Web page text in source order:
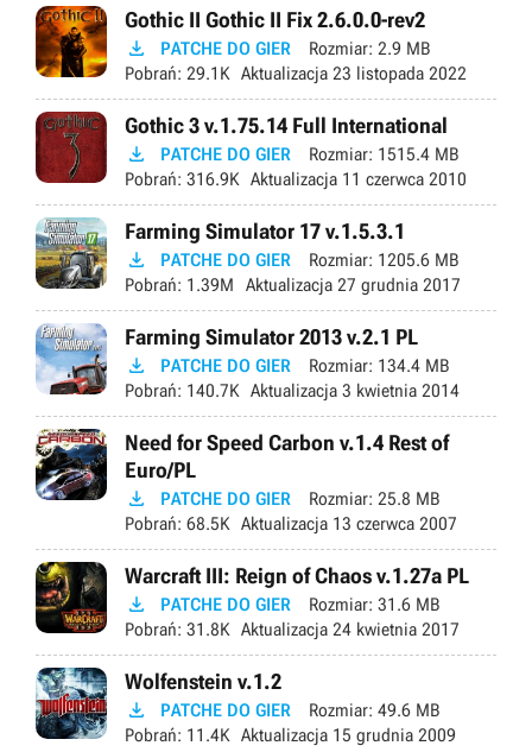
Gothic II Gothic II Fix 2.6.0.0-rev2
 PATCHE DO GIER Rozmiar: 2.9 MB
Pobrań: 29.1K Aktualizacja 23 listopada 2022
Gothic 3 v.1.75.14 Full International
 PATCHE DO GIER Rozmiar: 1515.4 MB
Pobrań: 316.9K Aktualizacja 11 czerwca 2010
Farming Simulator 17 v.1.5.3.1
 PATCHE DO GIER Rozmiar: 1205.6 MB
Pobrań: 1.39M Aktualizacja 27 grudnia 2017
Farming Simulator 2013 v.2.1 PL
 PATCHE DO GIER Rozmiar: 134.4 MB
Pobrań: 140.7K Aktualizacja 3 kwietnia 2014
Need for Speed Carbon v.1.4 Rest of
Euro/PL
 PATCHE DO GIER Rozmiar: 25.8 MB
Pobrań: 68.5K Aktualizacja 13 czerwca 2007
Warcraft III: Reign of Chaos v.1.27a PL
 PATCHE DO GIER Rozmiar: 31.6 MB
Pobrań: 31.8K Aktualizacja 24 kwietnia 2017
Wolfenstein v.1.2
 PATCHE DO GIER Rozmiar: 49.6 MB
Pobrań: 11.4K Aktualizacja 15 grudnia 2009